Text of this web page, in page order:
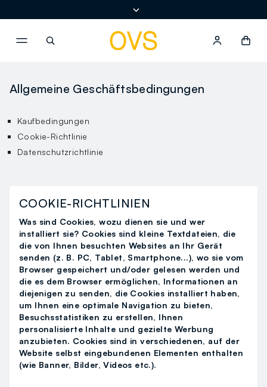
Allgemeine Geschäftsbedingungen
Kaufbedingungen
Cookie-Richtlinie
Datenschutzrichtlinie
COOKIE-RICHTLINIEN
Was sind Cookies, wozu dienen sie und wer
installiert sie? Cookies sind kleine Textdateien, die
die von Ihnen besuchten Websites an Ihr Gerät
senden (z. B. PC, Tablet, Smartphone...), wo sie vom
Browser gespeichert und/oder gelesen werden und
die es dem Browser ermöglichen, Informationen an
diejenigen zu senden, die Cookies installiert haben,
um Ihnen eine optimale Navigation zu bieten,
Besuchsstatistiken zu erstellen, Ihnen
personalisierte Inhalte und gezielte Werbung
anzubieten. Cookies sind in verschiedenen, auf der
Website selbst eingebundenen Elementen enthalten
(wie Banner, Bilder, Videos etc.).